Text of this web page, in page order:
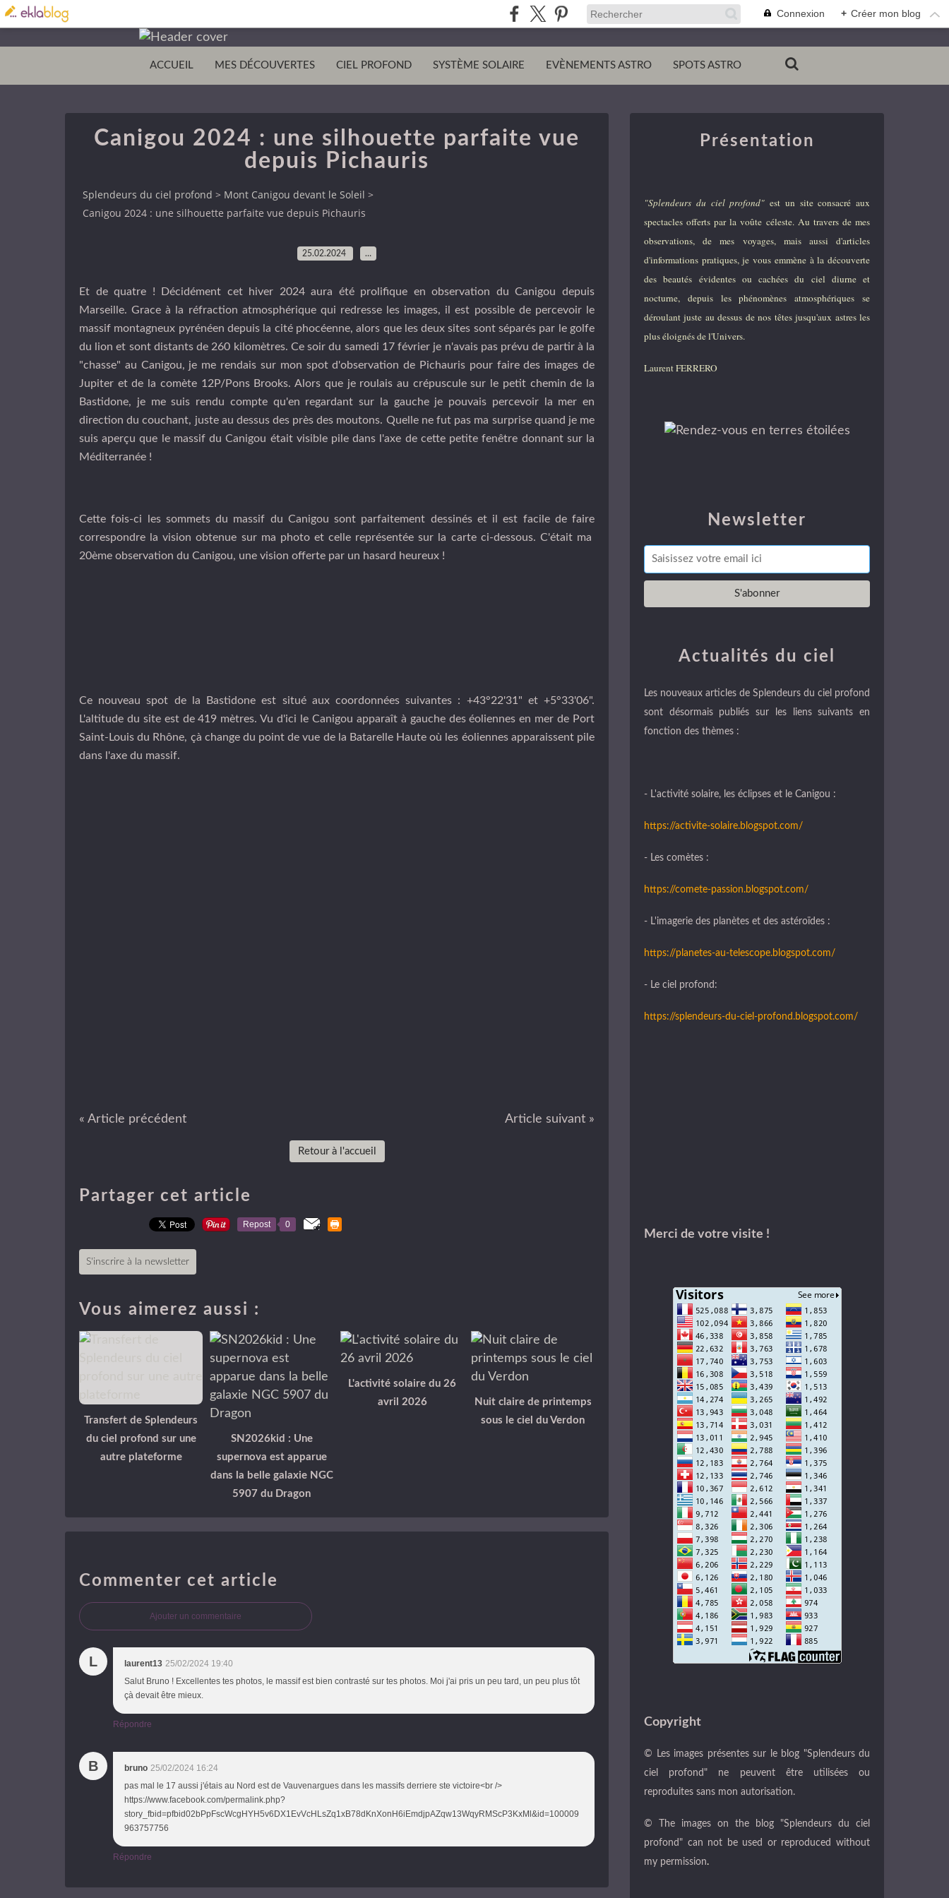
Connexion + Créer mon blog
ACCUEIL MES DÉCOUVERTES CIEL PROFOND SYSTÈME SOLAIRE EVÈNEMENTS ASTRO SPOTS ASTRO
Canigou 2024 : une silhouette parfaite vue
depuis Pichauris
Splendeurs du ciel profond > Mont Canigou devant le Soleil >
Canigou 2024 : une silhouette parfaite vue depuis Pichauris
25.02.2024 …
Et de quatre ! Décidément cet hiver 2024 aura été prolifique en observation du Canigou depuis
Marseille. Grace à la réfraction atmosphérique qui redresse les images, il est possible de percevoir le
massif montagneux pyrénéen depuis la cité phocéenne, alors que les deux sites sont séparés par le golfe
du lion et sont distants de 260 kilomètres. Ce soir du samedi 17 février je n'avais pas prévu de partir à la
"chasse" au Canigou, je me rendais sur mon spot d'observation de Pichauris pour faire des images de
Jupiter et de la comète 12P/Pons Brooks. Alors que je roulais au crépuscule sur le petit chemin de la
Bastidone, je me suis rendu compte qu'en regardant sur la gauche je pouvais percevoir la mer en
direction du couchant, juste au dessus des près des moutons. Quelle ne fut pas ma surprise quand je me
suis aperçu que le massif du Canigou était visible pile dans l'axe de cette petite fenêtre donnant sur la
Méditerranée !
Cette fois-ci les sommets du massif du Canigou sont parfaitement dessinés et il est facile de faire
correspondre la vision obtenue sur ma photo et celle représentée sur la carte ci-dessous. C'était ma
20ème observation du Canigou, une vision offerte par un hasard heureux !
Ce nouveau spot de la Bastidone est situé aux coordonnées suivantes : +43°22'31" et +5°33'06".
L'altitude du site est de 419 mètres. Vu d'ici le Canigou apparaît à gauche des éoliennes en mer de Port
Saint-Louis du Rhône, çà change du point de vue de la Batarelle Haute où les éoliennes apparaissent pile
dans l'axe du massif.
« Article précédent Article suivant »
Retour à l'accueil
Partager cet article
Repost 0
S'inscrire à la newsletter
Vous aimerez aussi :
Transfert de Splendeurs
du ciel profond sur une
autre plateforme
SN2026kid : Une
supernova est apparue
dans la belle galaxie NGC
5907 du Dragon
L'activité solaire du 26
avril 2026
Nuit claire de printemps
sous le ciel du Verdon
Commenter cet article
Ajouter un commentaire
L laurent13 25/02/2024 19:40
Salut Bruno ! Excellentes tes photos, le massif est bien contrasté sur tes photos. Moi j'ai pris un peu tard, un peu plus tôt
çà devait être mieux.
Répondre
B bruno 25/02/2024 16:24
pas mal le 17 aussi j'étais au Nord est de Vauvenargues dans les massifs derriere ste victoire<br />
https://www.facebook.com/permalink.php?
story_fbid=pfbid02bPpFscWcgHYH5v6DX1EvVcHLsZq1xB78dKnXonH6iEmdjpAZqw13WqyRMScP3KxMl&id=100009
963757756
Répondre
Newsletter
Présentation
"Splendeurs du ciel profond" est un site consacré aux
spectacles offerts par la voûte céleste. Au travers de mes
observations, de mes voyages, mais aussi d'articles
d'informations pratiques, je vous emmène à la découverte
des beautés évidentes ou cachées du ciel diurne et
nocturne, depuis les phénomènes atmosphériques se
déroulant juste au dessus de nos têtes jusqu'aux astres les
plus éloignés de l'Univers.
Laurent FERRERO
Actualités du ciel
Les nouveaux articles de Splendeurs du ciel profond
sont désormais publiés sur les liens suivants en
fonction des thèmes :
- L'activité solaire, les éclipses et le Canigou :
https://activite-solaire.blogspot.com/
- Les comètes :
https://comete-passion.blogspot.com/
- L'imagerie des planètes et des astéroïdes :
https://planetes-au-telescope.blogspot.com/
- Le ciel profond:
https://splendeurs-du-ciel-profond.blogspot.com/
Merci de votre visite !
Copyright
© Les images présentes sur le blog "Splendeurs du
ciel profond" ne peuvent être utilisées ou
reproduites sans mon autorisation.
© The images on the blog "Splendeurs du ciel
profond" can not be used or reproduced without
my permission.